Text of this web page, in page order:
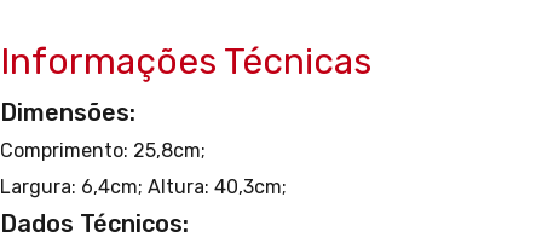
Informações Técnicas
Dimensões:
Comprimento: 25,8cm;
Largura: 6,4cm; Altura: 40,3cm;
Dados Técnicos: